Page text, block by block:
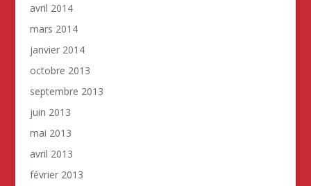
avril 2014
mars 2014
janvier 2014
octobre 2013
septembre 2013
juin 2013
mai 2013
avril 2013
février 2013